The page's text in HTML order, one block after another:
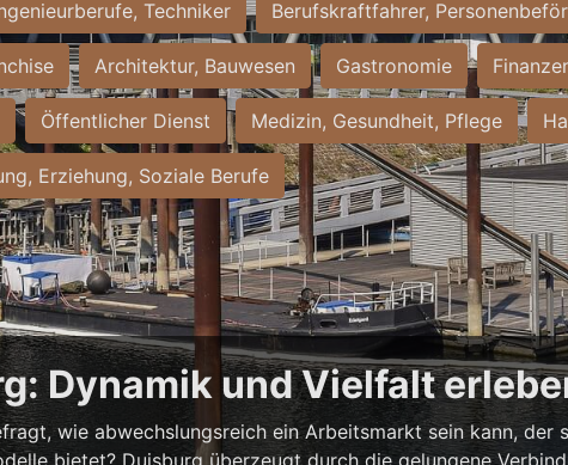
Techniker Berufskraftfahrer,
Architektur, Bauwesen Gastronomie
Öffentlicher Dienst Medizin, Gesundheit, Pflege
Erziehung, Soziale Berufe
Dynamik und Vielfalt
wie abwechslungsreich ein Arbeitsmarkt sein kann, der